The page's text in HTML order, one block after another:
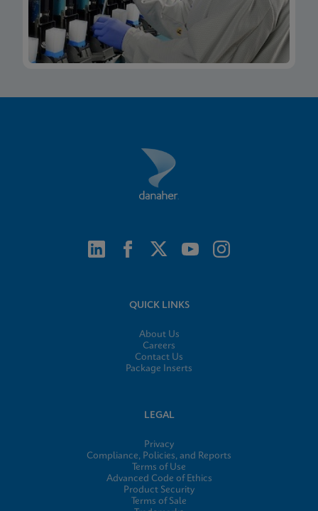
QUICK LINKS
About Us
Careers
Contact Us
Package Inserts
LEGAL
Privacy
Compliance, Policies, and Reports
Terms of Use
Advanced Code of Ethics
Product Security
Terms of Sale